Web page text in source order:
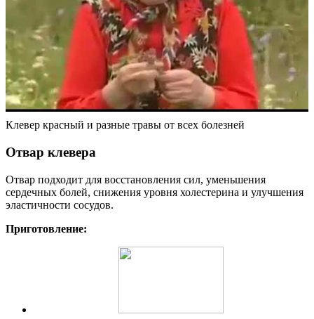
Клевер красный и разные травы от всех болезней
Отвар клевера
Отвар подходит для восстановления сил, уменьшения
сердечных болей, снижения уровня холестерина и улучшения
эластичности сосудов.
Приготовление: